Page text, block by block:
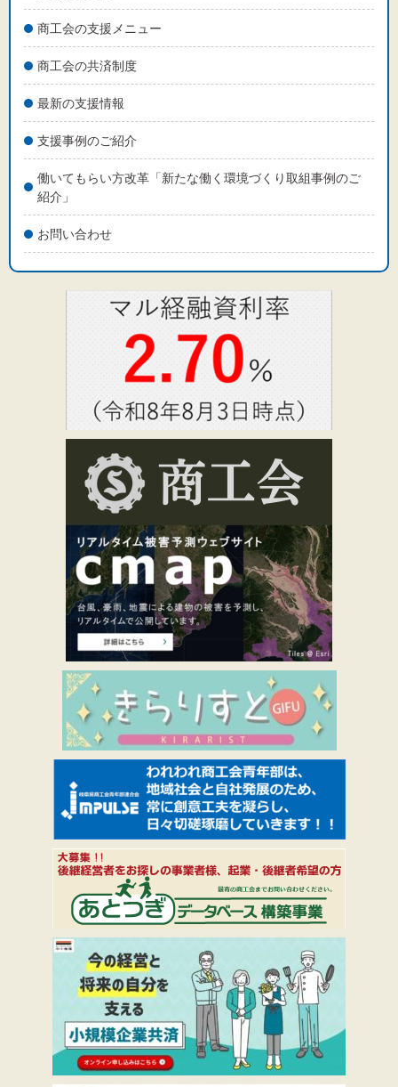
商工会の支援メニュー
商工会の共済制度
最新の支援情報
支援事例のご紹介
働いてもらい方改革「新たな働く環境づくり取組事例のご
紹介」
お問い合わせ